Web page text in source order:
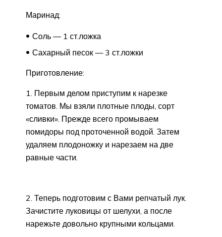
Маринад:
Соль — 1 ст.ложка
Сахарный песок — 3 ст.ложки
Приготовление:
1. Первым делом приступим к нарезке
томатов. Мы взяли плотные плоды, сорт
«сливки». Прежде всего промываем
помидоры под проточенной водой. Затем
удаляем плодоножку и нарезаем на две
равные части.
2. Теперь подготовим с Вами репчатый лук.
Зачистите луковицы от шелухи, а после
нарежьте довольно крупными кольцами.